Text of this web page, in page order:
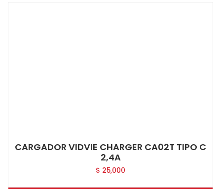
CARGADOR VIDVIE CHARGER CA02T TIPO C
2,4A
$ 25,000